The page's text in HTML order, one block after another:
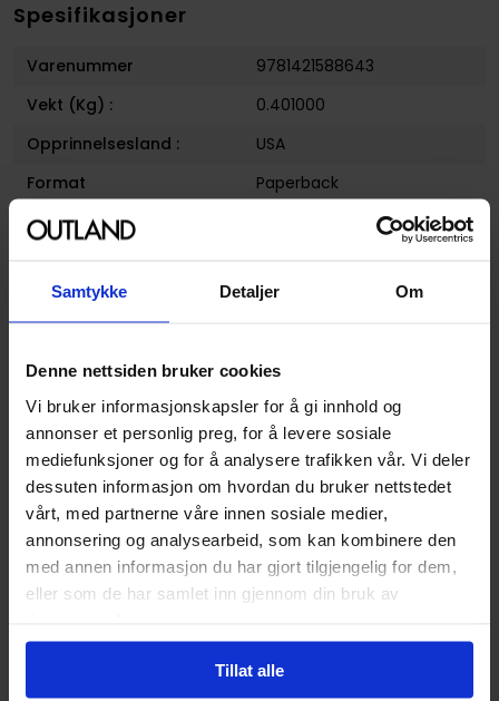
Samtykke Detaljer Om
Denne nettsiden bruker cookies
Vi bruker informasjonskapsler for å gi innhold og
annonser et personlig preg, for å levere sosiale
mediefunksjoner og for å analysere trafikken vår. Vi deler
dessuten informasjon om hvordan du bruker nettstedet
vårt, med partnerne våre innen sosiale medier,
annonsering og analysearbeid, som kan kombinere den
med annen informasjon du har gjort tilgjengelig for dem,
eller som de har samlet inn gjennom din bruk av
Tillat alle
Spesifikasjoner
Varenummer
9781421588643
Vekt (Kg) :
0.401000
Opprinnelsesland :
USA
Format
Paperback
Serie
Super mario adventures
Takekuma
Sjanger
Horror og Grøss
Mysterier,Science-Fiction
Superhelt ,Western
Fantasy
Illustratør
Charlie Nozawa
Antall Sider
112
Utgiver
Viz Media
(dd.mm.yyyy)
0